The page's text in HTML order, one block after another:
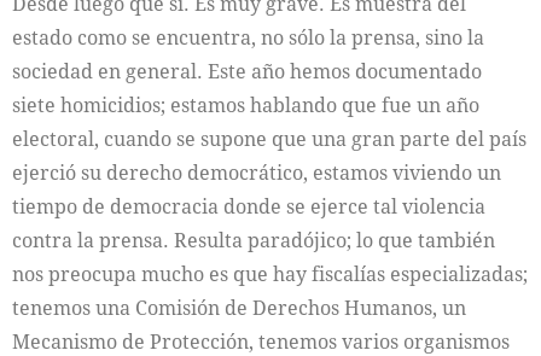
estado como se encuentra, no sólo la prensa, sino la
sociedad en general. Este año hemos documentado
siete homicidios; estamos hablando que fue un año
electoral, cuando se supone que una gran parte del país
ejerció su derecho democrático, estamos viviendo un
tiempo de democracia donde se ejerce tal violencia
contra la prensa. Resulta paradójico; lo que también
nos preocupa mucho es que hay fiscalías especializadas;
tenemos una Comisión de Derechos Humanos, un
Mecanismo de Protección, tenemos varios organismos